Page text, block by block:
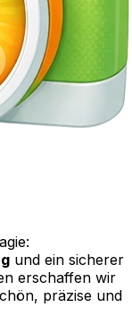
und ein sicherer
erschaffen wir
präzise und